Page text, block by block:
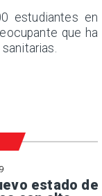
estudiantes en
que ha
estado de